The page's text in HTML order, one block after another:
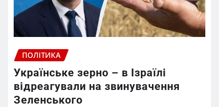
ПОЛІТИКА
Українське зерно – в Ізраїлі
відреагували на звинувачення
Зеленського